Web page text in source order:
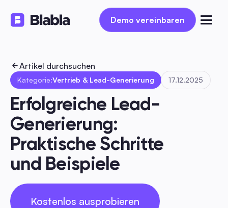
Demo vereinbaren
Demo vereinbaren
Artikel durchsuchen
Kategorie:Vertrieb & Lead-Generierung 17.12.2025
Erfolgreiche Lead-
Generierung:
Praktische Schritte
und Beispiele
Kostenlos ausprobieren